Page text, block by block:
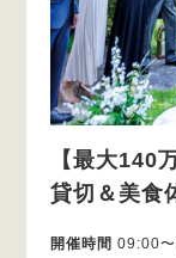
【最大140
貸切＆美食
開催時間 09:00